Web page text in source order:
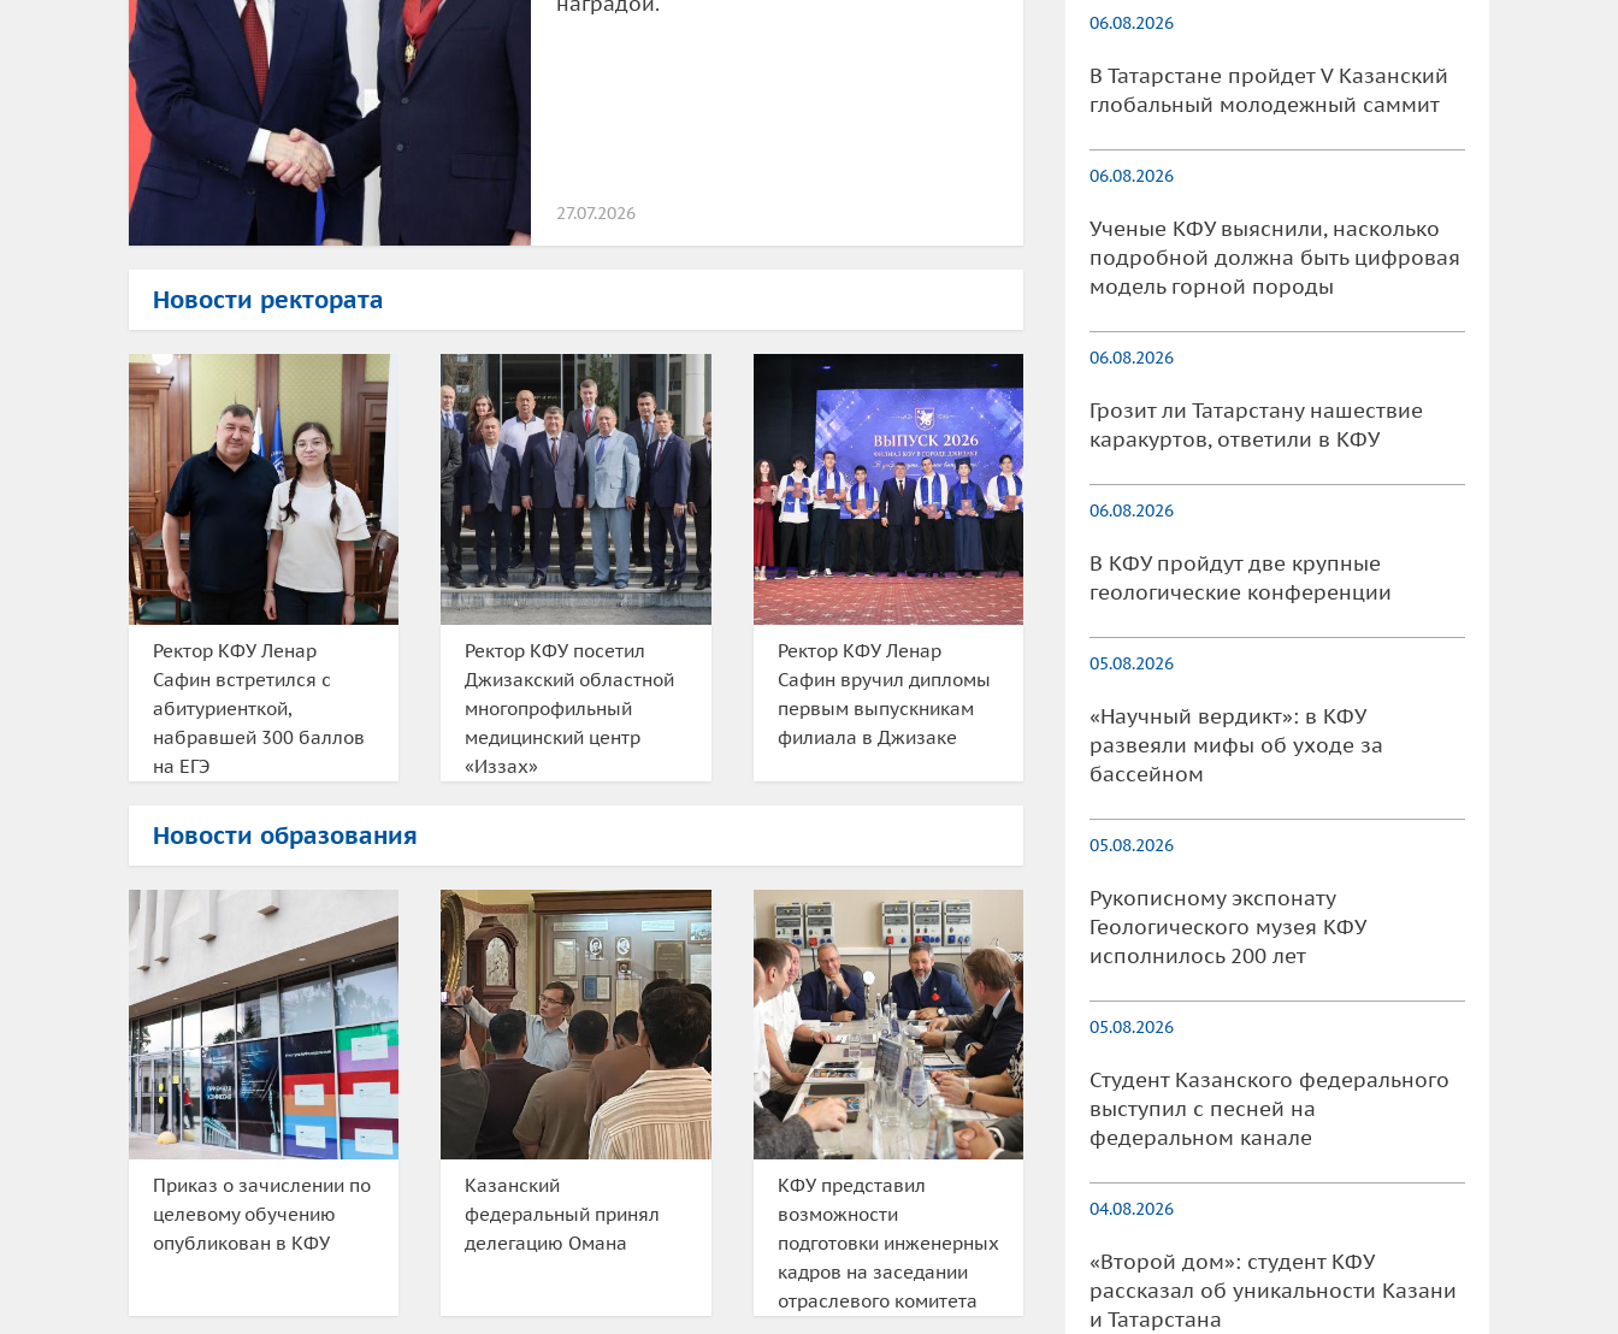
27.07.2026
Новости ректората
Ректор КФУ Ленар
Сафин встретился с
абитуриенткой,
набравшей 300 баллов
на ЕГЭ
Ректор КФУ посетил
Джизакский областной
многопрофильный
медицинский центр
«Иззах»
Ректор КФУ Ленар
Сафин вручил дипломы
первым выпускникам
филиала в Джизаке
Новости образования
Приказ о зачислении по
целевому обучению
опубликован в КФУ
Казанский
федеральный принял
делегацию Омана
КФУ представил
возможности
подготовки инженерных
кадров на заседании
отраслевого комитета
06.08.2026
В Татарстане пройдет V Казанский
глобальный молодежный саммит
06.08.2026
Ученые КФУ выяснили, насколько
подробной должна быть цифровая
модель горной породы
06.08.2026
Грозит ли Татарстану нашествие
каракуртов, ответили в КФУ
06.08.2026
В КФУ пройдут две крупные
геологические конференции
05.08.2026
«Научный вердикт»: в КФУ
развеяли мифы об уходе за
бассейном
05.08.2026
Рукописному экспонату
Геологического музея КФУ
исполнилось 200 лет
05.08.2026
Студент Казанского федерального
выступил с песней на
федеральном канале
04.08.2026
«Второй дом»: студент КФУ
рассказал об уникальности Казани
и Татарстана